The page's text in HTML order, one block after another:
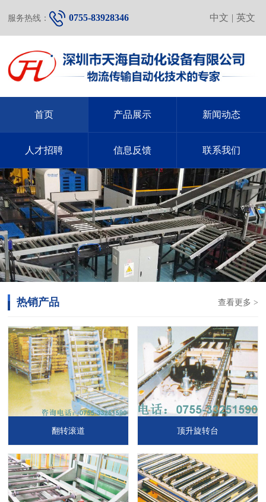
中文 | 英文
服务热线： 0755-83928346
首页 产品展示 新闻动态
人才招聘 信息反馈 联系我们
查看更多 >
热销产品
翻转滚道 顶升旋转台